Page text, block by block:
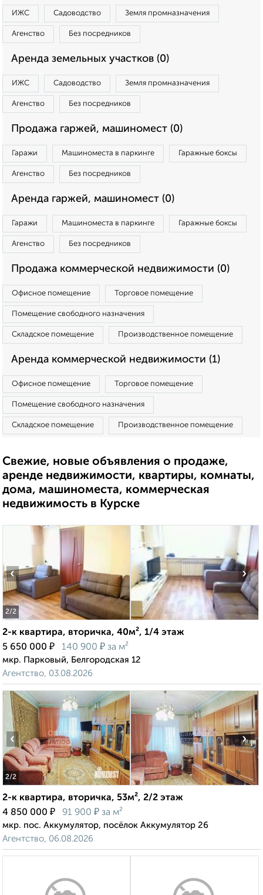
ИЖС Садоводство Земля промназначения
Агенство Без посредников
Аренда земельных участков (0)
ИЖС Садоводство Земля промназначения
Агенство Без посредников
Продажа гаржей, машиномест (0)
Гаражи Машиноместа в паркинге Гаражные боксы
Агенство Без посредников
Аренда гаржей, машиномест (0)
Гаражи Машиноместа в паркинге Гаражные боксы
Агенство Без посредников
Продажа коммерческой недвижимости (0)
Офисное помещение Торговое помещение
Помещение свободного назначения
Складское помещение Производственное помещение
Аренда коммерческой недвижимости (1)
Офисное помещение Торговое помещение
Помещение свободного назначения
Складское помещение Производственное помещение
Свежие, новые объявления о продаже,
аренде недвижимости, квартиры, комнаты,
дома, машиноместа, коммерческая
недвижимость в Курске
2/2
‹ ›
2-к квартира, вторичка, 40м², 1/4 этаж
5 650 000 ₽ 140 900 ₽ за м²
мкр. Парковый, Белгородская 12
Агентство, 03.08.2026
2/2
‹ ›
2-к квартира, вторичка, 53м², 2/2 этаж
4 850 000 ₽ 91 900 ₽ за м²
мкр. пос. Аккумулятор, посёлок Аккумулятор 26
Агентство, 06.08.2026